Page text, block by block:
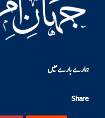
ہمارے بارے میں
Share